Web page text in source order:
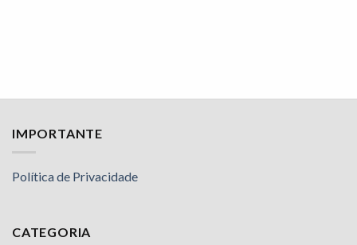
IMPORTANTE
Política de Privacidade
CATEGORIA